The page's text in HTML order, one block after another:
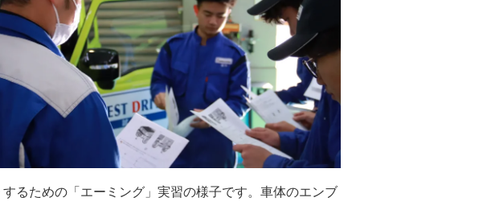
するための「エーミング」実習の様子です。車体のエンブ